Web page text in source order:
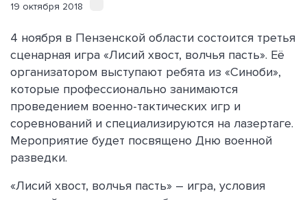
19 октября 2018
4 ноября в Пензенской области состоится третья
сценарная игра «Лисий хвост, волчья пасть». Её
организатором выступают ребята из «Синоби»,
которые профессионально занимаются
проведением военно-тактических игр и
соревнований и специализируются на лазертаге.
Мероприятие будет посвящено Дню военной
разведки.
«Лисий хвост, волчья пасть» – игра, условия